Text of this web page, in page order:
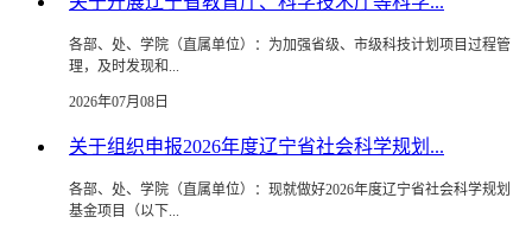
各部、处、学院（直属单位）：为加强省级、市级科技计划项目过程管
理，及时发现和...
2026年07月08日
关于组织申报2026年度辽宁省社会科学规划...
各部、处、学院（直属单位）：现就做好2026年度辽宁省社会科学规划
基金项目（以下...